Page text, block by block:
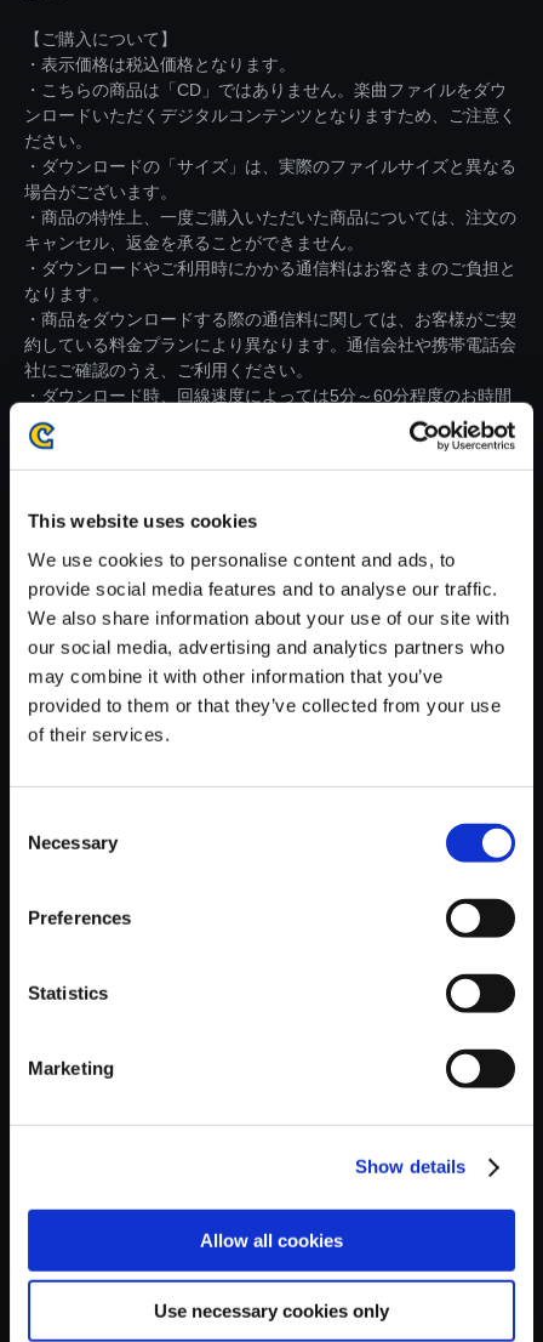
This website uses cookies
We use cookies to personalise content and ads, to
provide social media features and to analyse our traffic.
We also share information about your use of our site with
our social media, advertising and analytics partners who
may combine it with other information that you’ve
provided to them or that they’ve collected from your use
of their services.
Selection
Necessary
Preferences
Statistics
Marketing
Show details
Allow all cookies
Use necessary cookies only
【ご購入について】
・表示価格は税込価格となります。
・こちらの商品は「CD」ではありません。楽曲ファイルをダウ
ンロードいただくデジタルコンテンツとなりますため、ご注意く
ださい。
・ダウンロードの「サイズ」は、実際のファイルサイズと異なる
場合がございます。
・商品の特性上、一度ご購入いただいた商品については、注文の
キャンセル、返金を承ることができません。
・ダウンロードやご利用時にかかる通信料はお客さまのご負担と
なります。
・商品をダウンロードする際の通信料に関しては、お客様がご契
約している料金プランにより異なります。通信会社や携帯電話会
社にご確認のうえ、ご利用ください。
・ダウンロード時、回線速度によっては5分～60分程度のお時間
がかかる場合がございます。
※ご購入いただいたファイルのダウンロードの際には、通信環境
が安定しているWifi環境でお試しください。
【単曲】モンスターハンターワ
イルズ オリジナルサウンドトラ
ック 霞より聞こえし叫唱 ―追跡
150円(税込)
ーハンターワ...